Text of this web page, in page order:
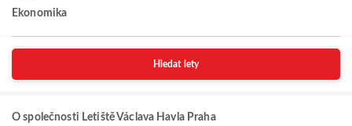
Ekonomika
Hledat lety
O společnosti Letiště Václava Havla Praha